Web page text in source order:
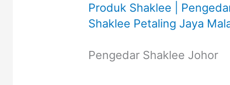
Produk Shaklee |
Shaklee Petaling Jaya
Pengedar Shaklee Johor